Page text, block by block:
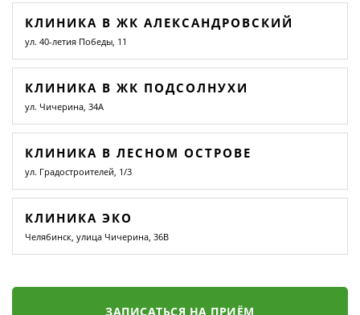
КЛИНИКА В ЖК АЛЕКСАНДРОВСКИЙ
ул. 40-летия Победы, 11
КЛИНИКА В ЖК ПОДСОЛНУХИ
ул. Чичерина, 34А
КЛИНИКА В ЛЕСНОМ ОСТРОВЕ
ул. Градостроителей, 1/3
КЛИНИКА ЭКО
Челябинск, улица Чичерина, 36В
ЗАПИСАТЬСЯ НА ПРИЁМ